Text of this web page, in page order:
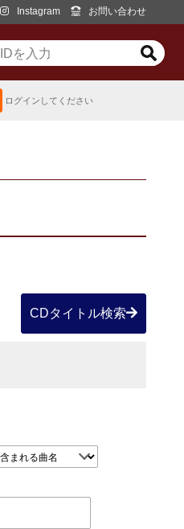
Instagram お問い合わせ
ログインしてください
CDタイトル検索